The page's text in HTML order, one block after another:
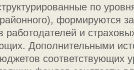
по
формируются
работодателей и
Дополнительными
соответствующих